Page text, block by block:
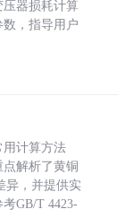
器损耗计算
数，指导用户
用计算方法
点解析了黄铜
异，并提供实
GB/T 4423-